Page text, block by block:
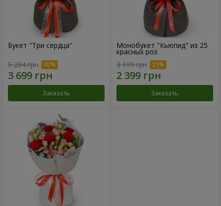
Букет "Три сердца"
5 284 грн
Заказать
Монобукет "Кьюпид" из 25
красных роз
3 199 грн
Заказать